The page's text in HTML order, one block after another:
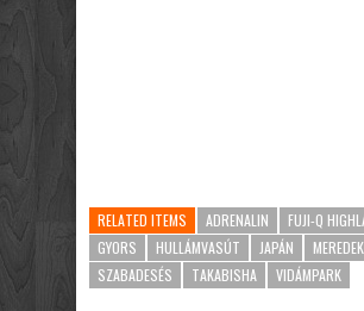
RELATED ITEMS ADRENALIN
FUJI-Q
GYORS
HULLÁMVASÚT JAPÁN
MEREDEK
SZABADESÉS
TAKABISHA VIDÁMPARK